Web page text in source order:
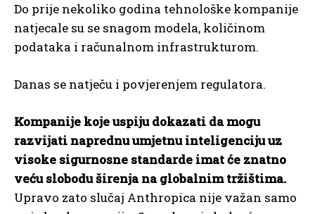
Do prije nekoliko godina tehnološke kompanije
natjecale su se snagom modela, količinom
podataka i računalnom infrastrukturom.
Danas se natječu i povjerenjem regulatora.
Kompanije koje uspiju dokazati da mogu
razvijati naprednu umjetnu inteligenciju uz
visoke sigurnosne standarde imat će znatno
veću slobodu širenja na globalnim tržištima.
Upravo zato slučaj Anthropica nije važan samo